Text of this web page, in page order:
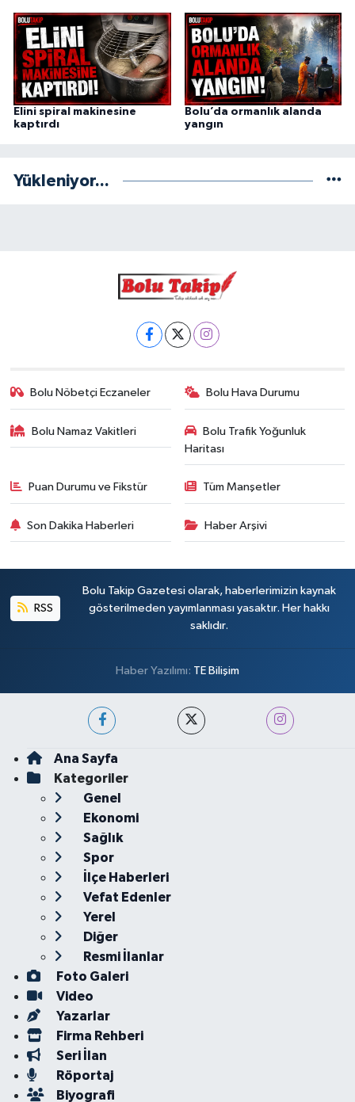
Elini spiral makinesine
kaptırdı
Bolu’da ormanlık alanda
yangın
Yükleniyor...
Bolu Nöbetçi Eczaneler Bolu Hava Durumu
Bolu Namaz Vakitleri
Bolu Trafik Yoğunluk
Haritası
Puan Durumu ve Fikstür Tüm Manşetler
Son Dakika Haberleri Haber Arşivi
RSS
Bolu Takip Gazetesi olarak, haberlerimizin kaynak
gösterilmeden yayımlanması yasaktır. Her hakkı
saklıdır.
Haber Yazılımı: TE Bilişim
Ana Sayfa
Kategoriler
Genel
Ekonomi
Sağlık
Spor
İlçe Haberleri
Vefat Edenler
Yerel
Diğer
Resmi İlanlar
Foto Galeri
Video
Yazarlar
Firma Rehberi
Seri İlan
Röportaj
Biyografi